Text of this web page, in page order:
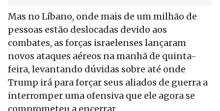
Mas no Líbano, onde mais de um milhão de
pessoas estão deslocadas devido aos
combates, as forças israelenses lançaram
novos ataques aéreos na manhã de quinta-
feira, levantando dúvidas sobre até onde
Trump irá para forçar seus aliados de guerra a
interromper uma ofensiva que ele agora se